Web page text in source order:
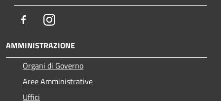
FacebookInstagram
AMMINISTRAZIONE
Organi di Governo
Aree Amministrative
Uffici